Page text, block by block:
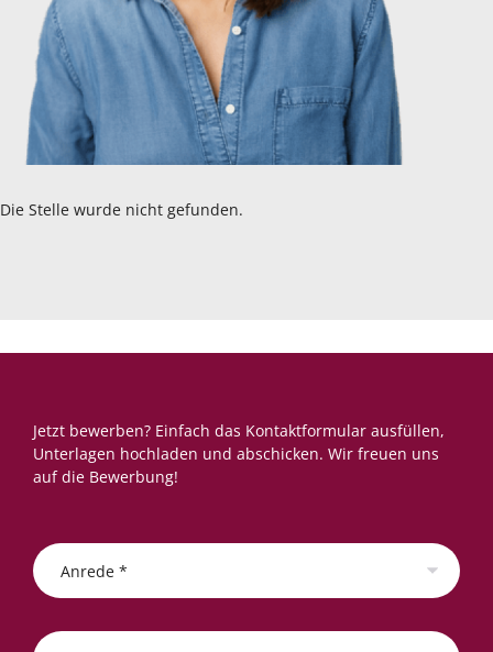
Jetzt bewerben? Einfach das Kontaktformular ausfüllen,
Unterlagen hochladen und abschicken. Wir freuen uns
auf die Bewerbung!
Anrede *
Die Stelle wurde nicht gefunden.